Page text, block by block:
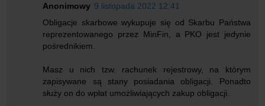
Anonimowy 9 listopada 2022 12:41
Obligacje skarbowe wykupuje się od Skarbu Państwa
reprezentowanego przez MinFin, a PKO jest jedynie
pośrednikiem.
Masz u nich tzw. rachunek rejestrowy, na którym
zapisywane są stany posiadania obligacji. Ponadto
służy on do wpłat umożliwiających zakup obligacji.